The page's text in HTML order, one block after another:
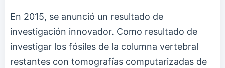
En 2015, se anunció un resultado de
investigación innovador. Como resultado de
investigar los fósiles de la columna vertebral
restantes con tomografías computarizadas de